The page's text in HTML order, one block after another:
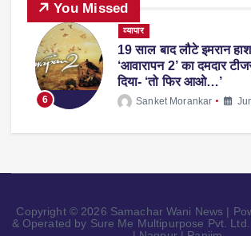
You Missed
6
व्यापार
19 साल बाद लौटे इमरान
‘आवारापन 2’ का दमदार
दिया- ‘तो फिर आओ…’
Sanket Morankar
Copyright © 2026 Samachar Wani News |
& Operated by Sure Me Multipurpose Pvt.